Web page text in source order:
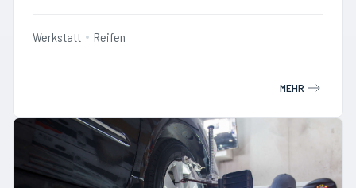
Werkstatt Reifen
MEHR